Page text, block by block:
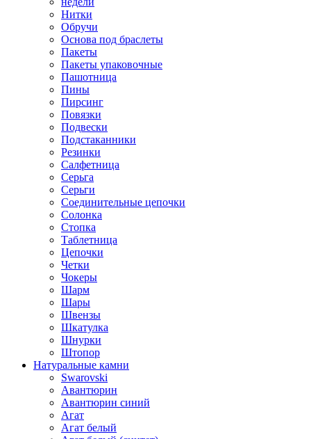
Нитки
Обручи
Основа под браслеты
Пакеты
Пакеты упаковочные
Пашотница
Пины
Пирсинг
Повязки
Подвески
Подстаканники
Резинки
Салфетница
Серьга
Серьги
Соединительные цепочки
Солонка
Стопка
Таблетница
Цепочки
Четки
Чокеры
Шарм
Шары
Швензы
Шкатулка
Шнурки
Штопор
Натуральные камни
Swarovski
Авантюрин
Авантюрин синий
Агат
Агат белый